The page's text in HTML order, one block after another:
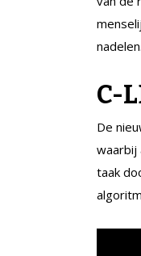
nadelen.
C-
De
waarbij
taak